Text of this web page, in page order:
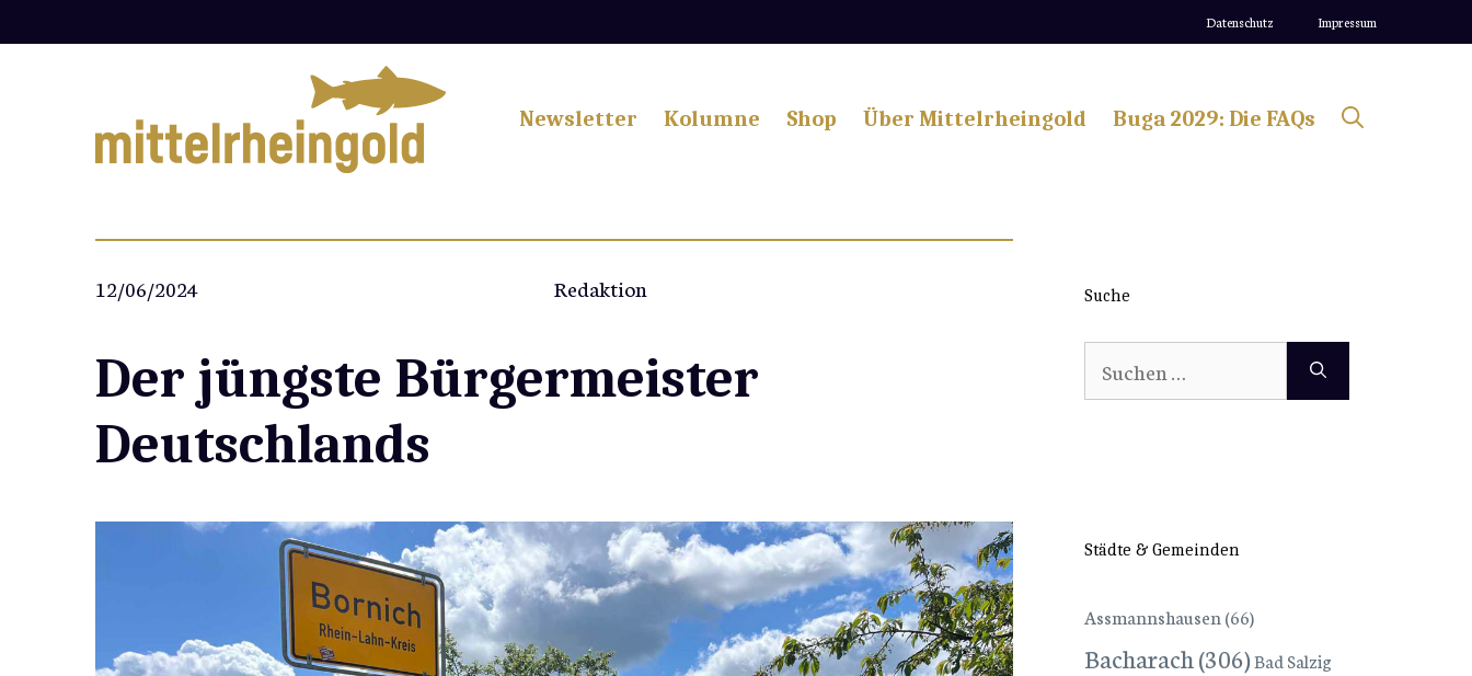
Datenschutz Impressum
Newsletter Kolumne Shop Über Mittelrheingold Buga 2029: Die FAQs
12/06/2024 Redaktion
Der jüngste Bürgermeister
Deutschlands
Suche
Suchen
nach:
Städte & Gemeinden
Assmannshausen (66)
Bacharach(306)Bad Salzig